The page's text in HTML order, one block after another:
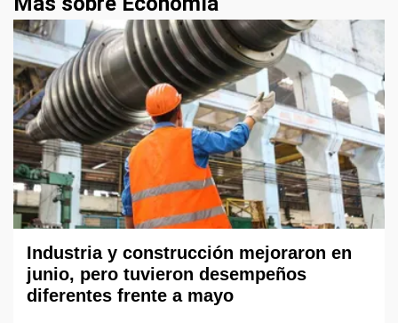
Industria y construcción mejoraron en
junio, pero tuvieron desempeños
diferentes frente a mayo